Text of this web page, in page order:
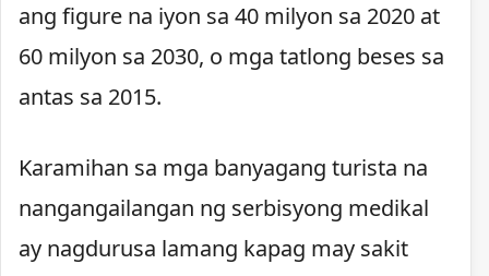
ang figure na iyon sa 40 milyon sa 2020 at
60 milyon sa 2030, o mga tatlong beses sa
antas sa 2015.
Karamihan sa mga banyagang turista na
nangangailangan ng serbisyong medikal
ay nagdurusa lamang kapag may sakit